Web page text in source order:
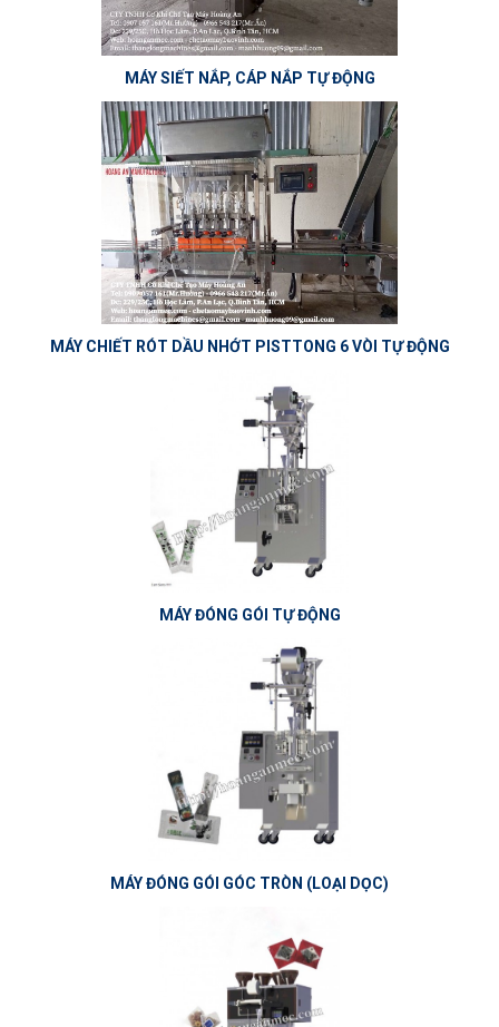
MÁY SIẾT NẮP, CÁP NẮP TỰ ĐỘNG
MÁY CHIẾT RÓT DẦU NHỚT PISTTONG 6 VÒI TỰ ĐỘNG
MÁY ĐÓNG GÓI TỰ ĐỘNG
MÁY ĐÓNG GÓI GÓC TRÒN (LOẠI DỌC)